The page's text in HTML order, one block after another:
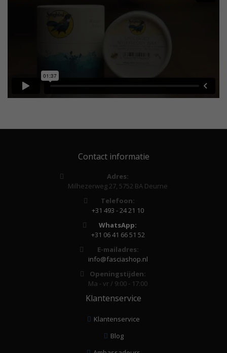
Contact informatie
Adres:
Milhezerweg 27, 5752 BA Deurne
Telefoon:
+31 493 - 24 21 10
WhatsApp:
+31 06 41 66 51 52
E-mailadres:
info@fasciashop.nl
Openingstijden:
Ma - vr / 9:00 - 17:00
Klantenservice
Klantenservice
Blog